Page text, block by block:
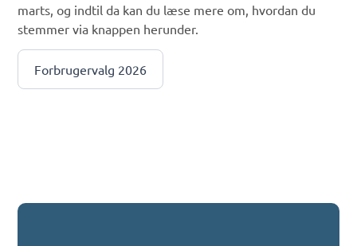
marts, og indtil da kan du læse mere om, hvordan du
stemmer via knappen herunder.
Forbrugervalg 2026